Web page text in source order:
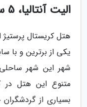
الیت آنتالیا، 5 ستاره شهر بلک
یکی از برترین و با
شهر این شهر
متنوع این هتل در
بسیاری از